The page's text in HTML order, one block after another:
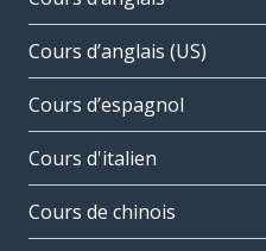
Cours d’anglais (US)
Cours d’espagnol
Cours d'italien
Cours de chinois